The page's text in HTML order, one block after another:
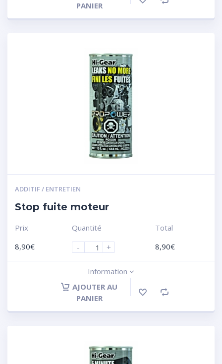
PANIER
ADDITIF / ENTRETIEN
Stop fuite moteur
Prix
8,90€
Quantité
-
+
Total
8,90€
Information
AJOUTER AU
PANIER